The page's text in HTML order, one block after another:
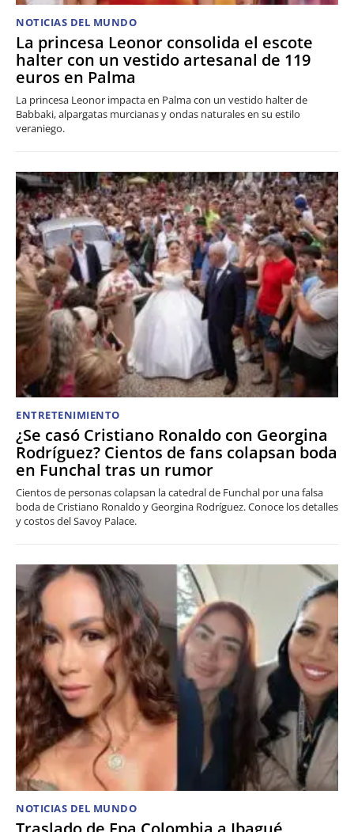
NOTICIAS DEL MUNDO
La princesa Leonor consolida el escote
halter con un vestido artesanal de 119
euros en Palma
La princesa Leonor impacta en Palma con un vestido halter de
Babbaki, alpargatas murcianas y ondas naturales en su estilo
veraniego.
ENTRETENIMIENTO
¿Se casó Cristiano Ronaldo con Georgina
Rodríguez? Cientos de fans colapsan boda
en Funchal tras un rumor
Cientos de personas colapsan la catedral de Funchal por una falsa
boda de Cristiano Ronaldo y Georgina Rodríguez. Conoce los detalles
y costos del Savoy Palace.
NOTICIAS DEL MUNDO